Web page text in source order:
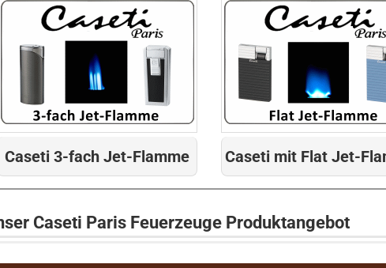
Caseti 3-fach Jet-Flamme Caseti mit Flat Jet-
Caseti Paris Feuerzeuge Produktangebot